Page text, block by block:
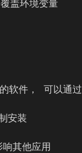
盖环境变量
件， 可以通
安装
其他应用